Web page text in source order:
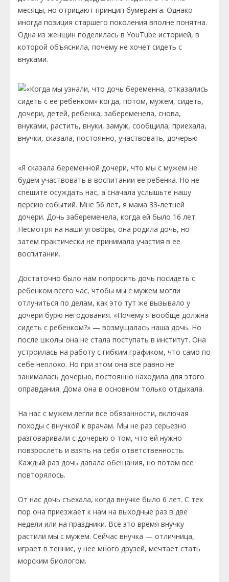
месяцы, но отрицают принцип бумеранга. Однако
иногда позиция старшего поколения вполне понятна.
Одна из женщин поделилась в YouTube историей, в
которой объяснила, почему не хочет сидеть с
внуками.
«Я сказала беременной дочери, что мы с мужем не
будем участвовать в воспитании ее ребенка. Но не
спешите осуждать нас, а сначала услышьте нашу
версию событий. Мне 56 лет, я мама 33-летней
дочери. Дочь забеременела, когда ей было 16 лет.
Несмотря на наши уговоры, она родила дочь, но
затем практически не принимала участия в ее
воспитании.
Достаточно было нам попросить дочь посидеть с
ребенком всего час, чтобы мы с мужем могли
отлучиться по делам, как это тут же вызывало у
дочери бурю негодования. «Почему я вообще должна
сидеть с ребенком?» — возмущалась наша дочь. Но
после школы она не стала поступать в институт. Она
устроилась на работу с гибким графиком, что само по
себе неплохо. Но при этом она все равно не
занималась дочерью, постоянно находила для этого
оправдания. Дома она в основном только отдыхала.
На нас с мужем легли все обязанности, включая
походы с внучкой к врачам. Мы не раз серьезно
разговаривали с дочерью о том, что ей нужно
повзрослеть и взять на себя ответственность.
Каждый раз дочь давала обещания, но потом все
повторялось.
От нас дочь съехала, когда внучке было 6 лет. С тех
пор она приезжает к нам на выходные раз в две
недели или на праздники. Все это время внучку
растили мы с мужем. Сейчас внучка — отличница,
играет в теннис, у нее много друзей, мечтает стать
морским биологом.